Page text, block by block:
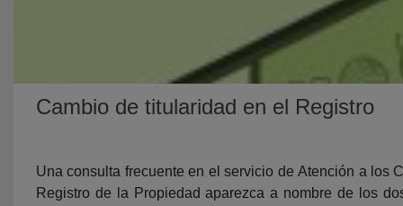
Cambio de titularidad en el Registro
Una consulta frecuente en el servicio de Atención a los
Registro de la Propiedad aparezca a nombre de los